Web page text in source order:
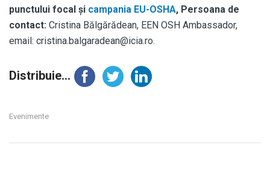
punctului focal și campania EU-OSHA, Persoana de
contact: Cristina Bălgărădean, EEN OSH Ambassador,
email: cristina.balgaradean@icia.ro.
Distribuie...
Evenimente